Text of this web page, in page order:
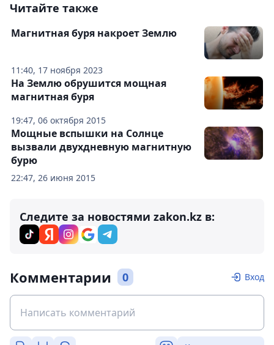
Читайте также
11:40, 17 ноября 2023
Магнитная буря накроет Землю
19:47, 06 октября 2015
На Землю обрушится мощная
магнитная буря
22:47, 26 июня 2015
Мощные вспышки на Солнце
вызвали двухдневную магнитную
бурю
Следите за новостями zakon.kz в:
Комментарии 0 Вход